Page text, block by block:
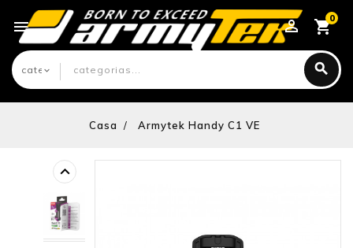
0

Casa Armytek Handy C1 VE
keyboard_arrow_left